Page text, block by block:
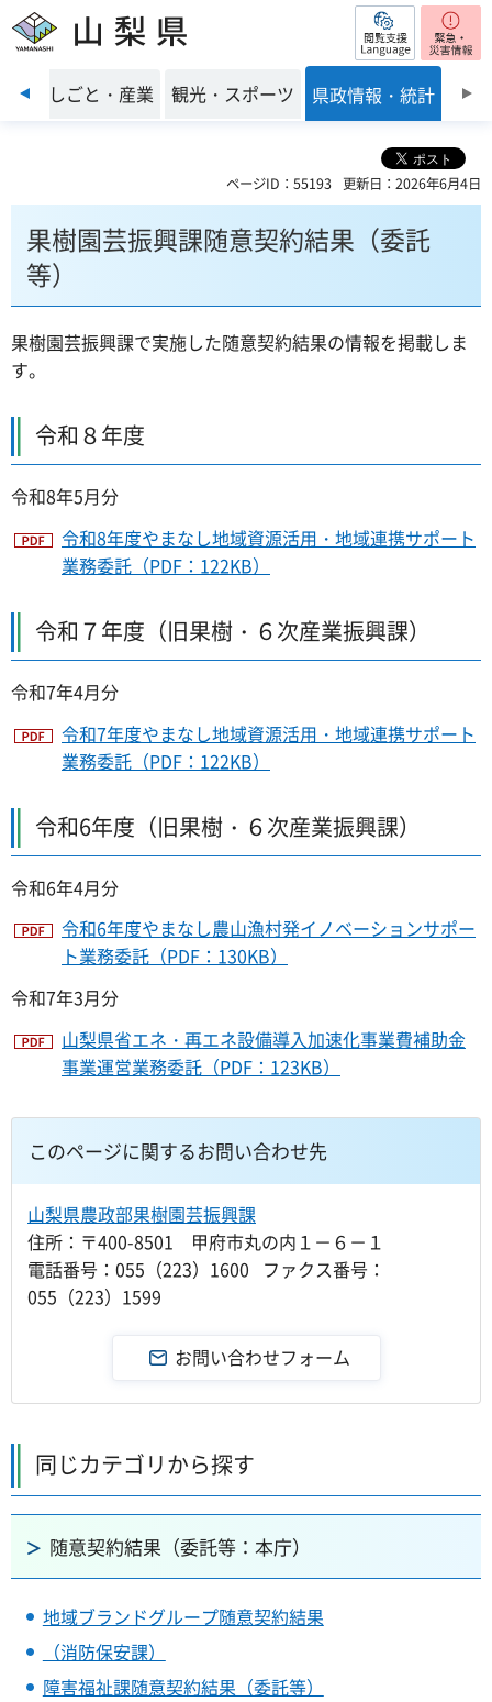
山梨県 閲覧支援
前のスライドを表示
境 しごと・産業 観光・スポーツ 県政情報・統計
ページID：55193 更新日：2026年6月4日
果樹園芸振興課随意契約結果（委託
等）
果樹園芸振興課で実施した随意契約結果の情報を掲載しま
す。
令和８年度
令和8年5月分
令和8年度やまなし地域資源活用・地域連携サポート
業務委託（PDF：122KB）
令和７年度（旧果樹・６次産業振興課）
令和7年4月分
令和7年度やまなし地域資源活用・地域連携サポート
業務委託（PDF：122KB）
令和6年度（旧果樹・６次産業振興課）
令和6年4月分
令和6年度やまなし農山漁村発イノベーションサポー
ト業務委託（PDF：130KB）
令和7年3月分
山梨県省エネ・再エネ設備導入加速化事業費補助金
事業運営業務委託（PDF：123KB）
このページに関するお問い合わせ先
山梨県農政部果樹園芸振興課
住所：〒400-8501 甲府市丸の内１－６－１
電話番号：055（223）1600 ファクス番号：
055（223）1599
同じカテゴリから探す
随意契約結果（委託等：本庁）
地域ブランドグループ随意契約結果
（消防保安課）
障害福祉課随意契約結果（委託等）